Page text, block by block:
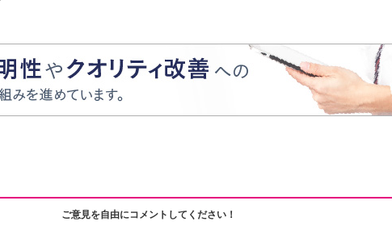
ご意見を自由にコメントしてください！